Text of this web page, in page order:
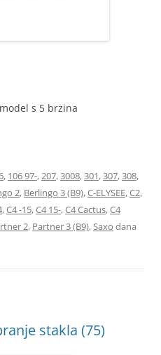
s 5 brzina
, 106 97-,207,3008,301,307,308,
2, Berlingo 3 (B9),C-ELYSEE,C2,
,C4 -15,C4 15-,C4 Cactus,C4
2, Partner 3 (B9),Saxo dana
stakla (75)